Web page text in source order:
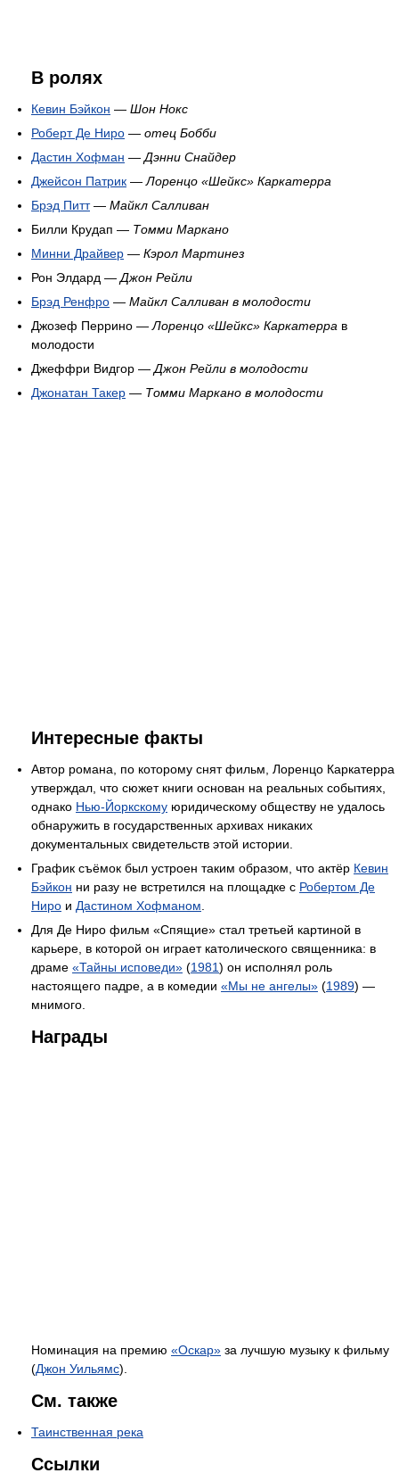
В ролях
Кевин Бэйкон — Шон Нокс
Роберт Де Ниро — отец Бобби
Дастин Хофман — Дэнни Снайдер
Джейсон Патрик — Лоренцо «Шейкс» Каркатерра
Брэд Питт— Майкл Салливан
Билли Крудап — Томми Маркано
Минни Драйвер — Кэрол Мартинез
Рон Элдард — Джон Рейли
Брэд Ренфро — Майкл Салливан в молодости
Джозеф Перрино — Лоренцо «Шейкс» Каркатерра в
молодости
Джеффри Видгор — Джон Рейли в молодости
Джонатан Такер — Томми Маркано в молодости
Интересные факты
Автор романа, по которому снят фильм, Лоренцо Каркатерра
утверждал, что сюжет книги основан на реальных событиях,
однако Нью-Йоркскому юридическому обществу не удалось
обнаружить в государственных архивах никаких
документальных свидетельств этой истории.
График съёмок был устроен таким образом, что актёр Кевин
Бэйкон ни разу не встретился на площадке с Робертом Де
Ниро и Дастином Хофманом
Для Де Ниро фильм «Спящие» стал третьей картиной в
карьере, в которой он играет католического священника: в
драме «Тайны исповеди» (1981) он исполнял роль
настоящего падре, а в комедии «Мы не ангелы» (1989) —
мнимого.
Награды
Номинация на премию «Оскар» за лучшую музыку к фильму
(Джон Уильямс).
См. также
Таинственная река
Ссылки